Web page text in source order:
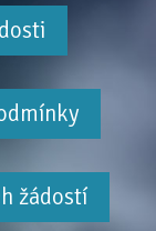
žádostí